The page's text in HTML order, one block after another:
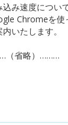
込み速度につい
Chromeを使
内いたします。
（省略）………